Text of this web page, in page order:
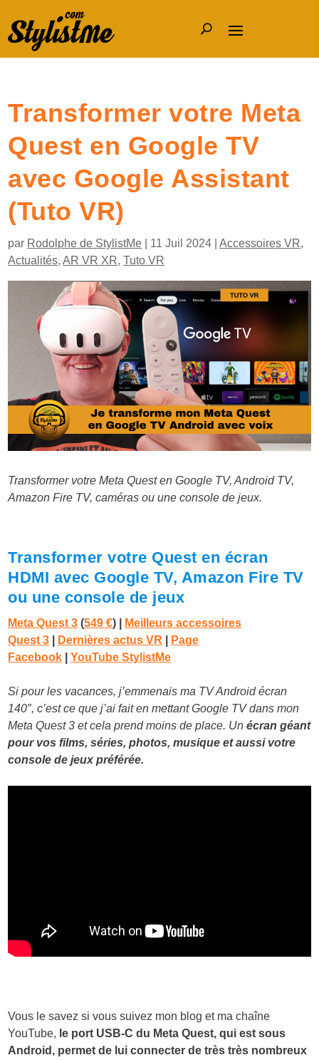
Transformer votre Meta
Quest en Google TV
avec Google Assistant
(Tuto VR)
par Rodolphe de StylistMe 11 Juil 2024 |Accessoires VR,
Actualités,AR VR XR,Tuto VR
Transformer votre Meta Quest en Google TV, Android TV,
Amazon Fire TV, caméras ou une console de jeux.
Transformer votre Quest en écran
HDMI avec Google TV, Amazon Fire TV
ou une console de jeux
Meta Quest 3 (549 €)
Meilleurs accessoires
Quest 3
Dernières actus VR
Page
Facebook
YouTube StylistMe
Si pour les vacances, j’emmenais ma TV Android écran
140″, c’est ce que j’ai fait en mettant Google TV dans mon
Meta Quest 3 et cela prend moins de place. Un écran géant
pour vos films, séries, photos, musique et aussi votre
console de jeux préférée.
Vous le savez si vous suivez mon blog et ma chaîne
YouTube, le port USB-C du Meta Quest, qui est sous
Android, permet de lui connecter de très très nombreux